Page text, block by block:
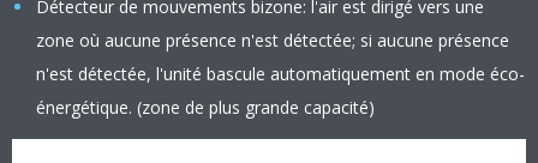
Détecteur de mouvements bizone: l'air est dirigé vers une
zone où aucune présence n'est détectée; si aucune présence
n'est détectée, l'unité bascule automatiquement en mode éco-
énergétique. (zone de plus grande capacité)